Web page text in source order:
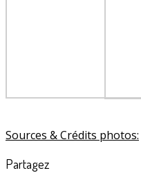
Sources & Crédits photos:
Partagez